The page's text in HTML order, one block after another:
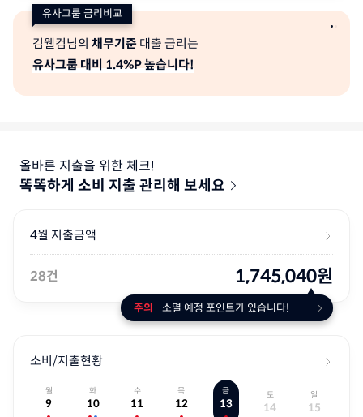
유사그룹 금리비교
김웰컴님의 채무기준 대출 금리는
유사그룹 대비 1.4%P 높습니다!
올바른 지출을 위한 체크!
똑똑하게 소비 지출 관리해 보세요
4월 지출금액
28건 1,745,040원
주의 소멸 예정 포인트가 있습니다!
소비/지출현황
월
9
화
10
수
11
목
12
금
13
토
14
일
15